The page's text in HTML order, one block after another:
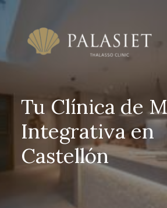
Tu Clínica de
Integrativa en
Castellón